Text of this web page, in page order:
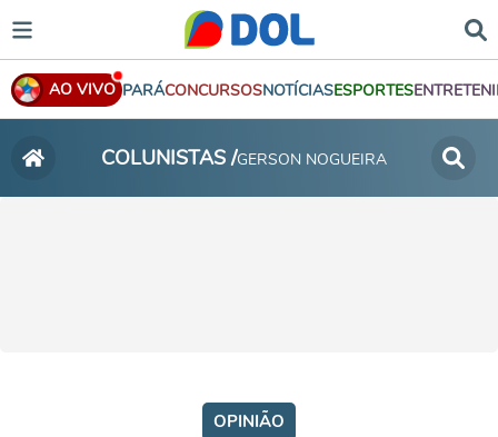
AO VIVO PARÁCONCURSOSNOTÍCIASESPORTES
COLUNISTAS /GERSON NOGUEIRA
OPINIÃO